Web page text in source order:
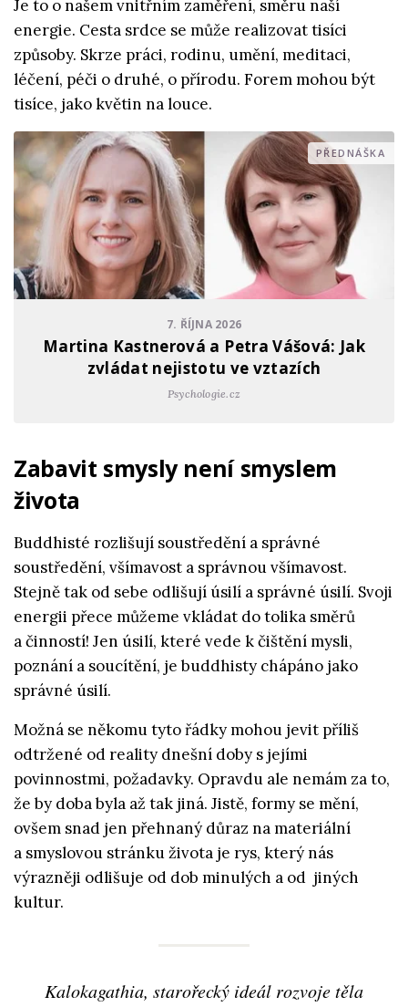
Je to o našem vnitřním zaměření, směru naší
energie. Cesta srdce se může realizovat tisíci
způsoby. Skrze práci, rodinu, umění, meditaci,
léčení, péči o druhé, o přírodu. Forem mohou být
tisíce, jako květin na louce.
PŘEDNÁŠKA
7. ŘÍJNA 2026
Martina Kastnerová a Petra Vášová: Jak
zvládat nejistotu ve vztazích
Psychologie.cz
Zabavit smysly není smyslem
života
Buddhisté rozlišují soustředění a správné
soustředění, všímavost a správnou všímavost.
Stejně tak od sebe odlišují úsilí a správné úsilí. Svoji
energii přece můžeme vkládat do tolika směrů
a činností! Jen úsilí, které vede k čištění mysli,
poznání a soucítění, je buddhisty chápáno jako
správné úsilí.
Možná se někomu tyto řádky mohou jevit příliš
odtržené od reality dnešní doby s jejími
povinnostmi, požadavky. Opravdu ale nemám za to,
že by doba byla až tak jiná. Jistě, formy se mění,
ovšem snad jen přehnaný důraz na materiální
a smyslovou stránku života je rys, který nás
výrazněji odlišuje od dob minulých a od jiných
kultur.
Kalokagathia, starořecký ideál rozvoje těla